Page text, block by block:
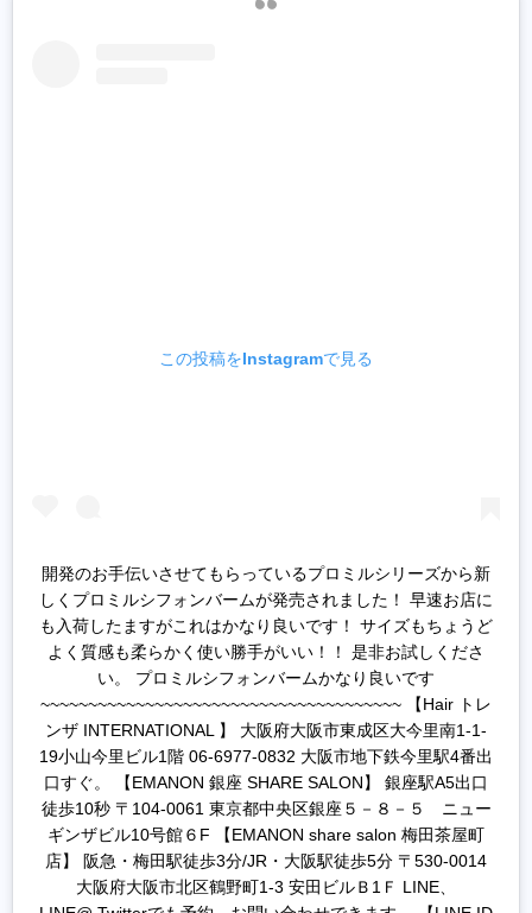
この投稿をInstagramで見る
開発のお手伝いさせてもらっているプロミルシリーズから新
しくプロミルシフォンバームが発売されました！ 早速お店に
も入荷したますがこれはかなり良いです！ サイズもちょうど
よく質感も柔らかく使い勝手がいい！！ 是非お試しくださ
い。 プロミルシフォンバームかなり良いです
~~~~~~~~~~~~~~~~~~~~~~~~~~~~~~~~~~~~~~ 【Hair トレ
ンザ INTERNATIONAL 】 大阪府大阪市東成区大今里南1-1-
19小山今里ビル1階 06-6977-0832 大阪市地下鉄今里駅4番出
口すぐ。 【EMANON 銀座 SHARE SALON】 銀座駅A5出口
徒歩10秒 〒104-0061 東京都中央区銀座５－８－５ ニュー
ギンザビル10号館６F 【EMANON share salon 梅田茶屋町
店】 阪急・梅田駅徒歩3分/JR・大阪駅徒歩5分 〒530-0014
大阪府大阪市北区鶴野町1-3 安田ビルＢ1Ｆ LINE、